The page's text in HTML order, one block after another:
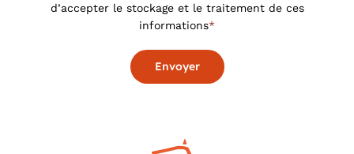
d’accepter le stockage et le traitement de ces
informations*
Envoyer